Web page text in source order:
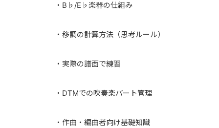
・B♭/E♭楽器の仕組み
・移調の計算方法（思考ルール）
・実際の譜面で練習
・DTMでの吹奏楽パート管理
・作曲・編曲者向け基礎知識